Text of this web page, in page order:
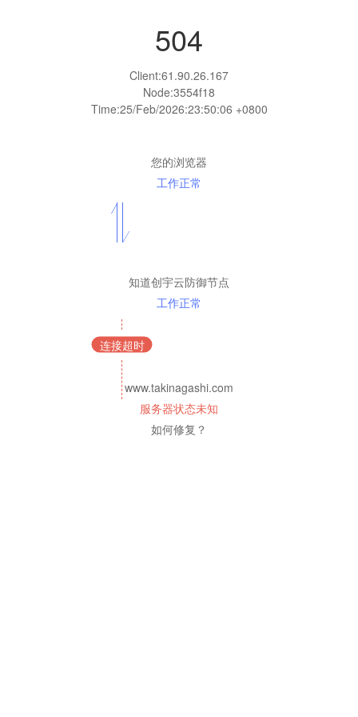
504
Client:61.90.26.167
Node:3554f18
Time:25/Feb/2026:23:50:06 +0800
您的浏览器
工作正常
知道创宇云防御节点
工作正常
连接超时
www.takinagashi.com
服务器状态未知
如何修复？